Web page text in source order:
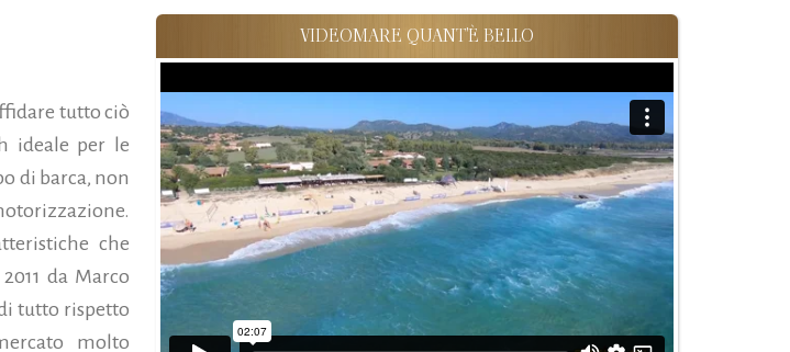
tutto ciò
ideale per le
di barca, non
che
da Marco
tutto rispetto
molto
VIDEOMARE QUANT'È BELLO